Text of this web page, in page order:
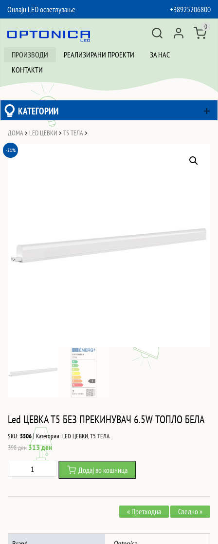
Онлајн LED осветлување
+38925206800
ПРОИЗВОДИ РЕАЛИЗИРАНИ ПРОЕКТИ
ЗА НАС
КОНТАКТИ
0
КАТЕГОРИИ
ДОМА > LED ЦЕВКИ >T5 ТЕЛА >
-21%
Led ЦЕВКА T5 БЕЗ ПРЕКИНУВАЧ 6.5W ТОПЛО БЕЛА
SKU:5506|Категории:LED ЦЕВКИ,T5 ТЕЛА
398ден Original
price
was:
313денCurrent
price
313 ден.
ЦЕВКА
ТОПЛО
Додај во кошница
« Претходна Следно »